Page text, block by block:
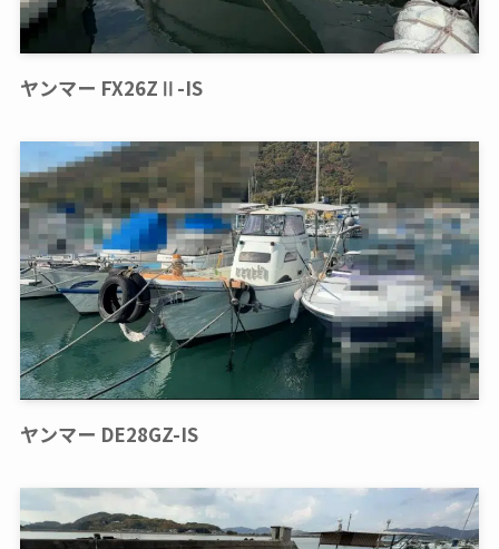
ヤンマー FX26ZⅡ-IS
ヤンマー DE28GZ-IS